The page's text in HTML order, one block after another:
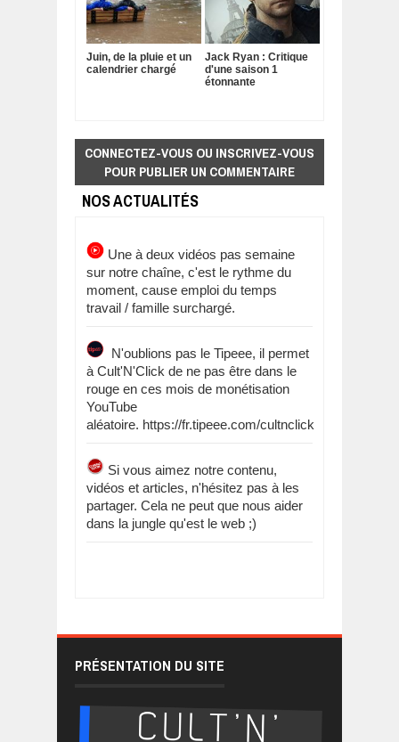
Juin, de la pluie et un
calendrier chargé
Jack Ryan : Critique
d'une saison 1
étonnante
CONNECTEZ-VOUS OU INSCRIVEZ-VOUS
POUR PUBLIER UN COMMENTAIRE
NOS ACTUALITÉS
Une à deux vidéos pas semaine
sur notre chaîne, c'est le rythme du
moment, cause emploi du temps
travail / famille surchargé.
N'oublions pas le Tipeee, il permet
à Cult'N'Click de ne pas être dans le
rouge en ces mois de monétisation
YouTube
aléatoire. https://fr.tipeee.com/cultnclick
Si vous aimez notre contenu,
vidéos et articles, n'hésitez pas à les
partager. Cela ne peut que nous aider
dans la jungle qu'est le web ;)
PRÉSENTATION DU SITE